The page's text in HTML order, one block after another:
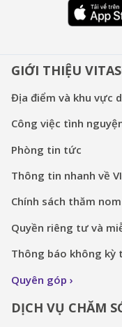
GIỚI THIỆU
Địa điểm và khu vực
Công việc tình
Phòng tin tức
Thông tin nhanh về
Chính sách thăm
Quyền riêng tư và
Thông báo không kỳ
Quyên góp
DỊCH VỤ CHĂM